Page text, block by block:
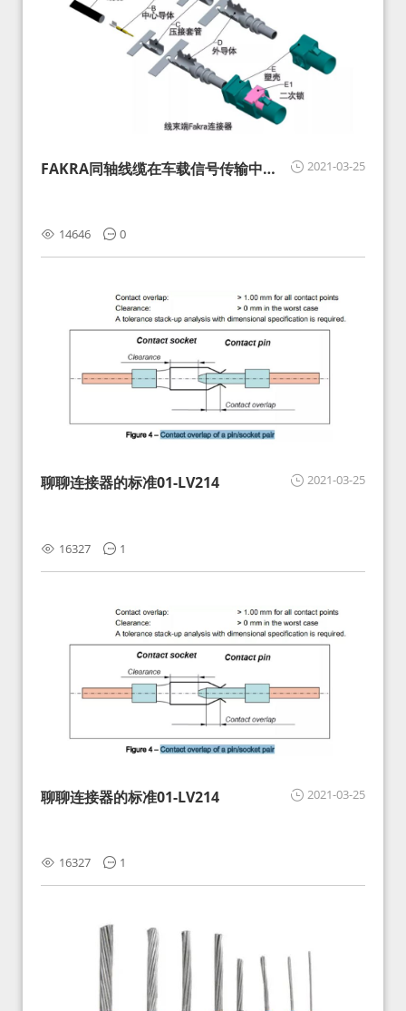
2021-03-25
FAKRA同轴线缆在车载信号传输中的
14646 0
2021-03-25
聊聊连接器的标准01-LV214
16327 1
2021-03-25
聊聊连接器的标准01-LV214
16327 1